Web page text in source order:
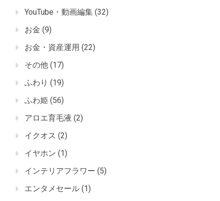
YouTube・動画編集 (32)
お金 (9)
お金・資産運用 (22)
その他 (17)
ふわり (19)
ふわ姫 (56)
アロエ育毛液 (2)
イクオス (2)
イヤホン (1)
インテリアフラワー (5)
エンタメセール (1)